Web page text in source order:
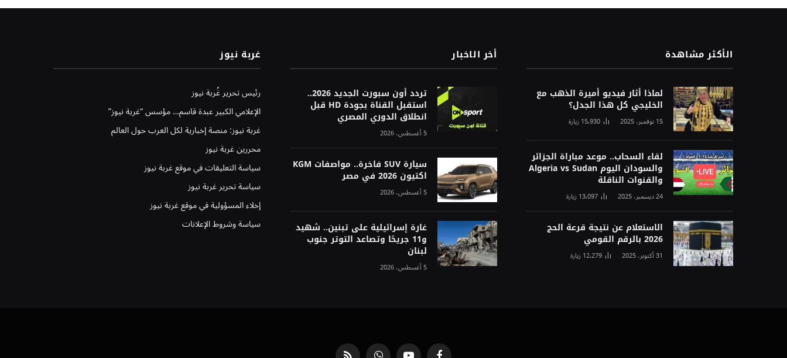
الأكثر مشاهدة
لماذا أثار فيديو أميرة الذهب مع
الخليجي كل هذا الجدل؟
15 نوفمبر، 2025 15٬930زيارة
لقاء السحاب.. موعد مباراة الجزائر
والسودان اليوم Algeria vs Sudan
والقنوات الناقلة
24 ديسمبر، 2025 13٬097زيارة
الاستعلام عن نتيجة قرعة الحج
2026 بالرقم القومي
31 أكتوبر، 2025 12٬279زيارة
أخر الاخبار
تردد أون سبورت الجديد 2026..
استقبل القناة بجودة HD قبل
انطلاق الدوري المصري
5 أغسطس، 2026
سيارة SUV فاخرة.. مواصفات KGM
اكتيون 2026 في مصر
5 أغسطس، 2026
غارة إسرائيلية على تبنين.. شهيد
و11 جريحًا وتصاعد التوتر جنوب
لبنان
5 أغسطس، 2026
غربة نيوز
رئيس تحرير غُربة نيوز
الإعلامي الكبير عبدة قاسم… مؤسس “غربة نيوز”
غربة نيوز: منصة إخبارية لكل العرب حول العالم
محررين غربة نيوز
سياسة التعليقات في موقع غربة نيوز
سياسة تحرير غربة نيوز
إخلاء المسؤولية في موقع غربة نيوز
سياسة وشروط الإعلانات